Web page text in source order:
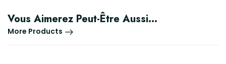
Vous Aimerez Peut-Être Aussi…
More Products